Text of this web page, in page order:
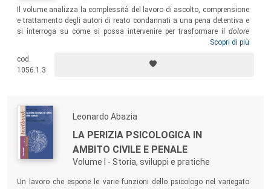
Il volume analizza la complessità del lavoro di ascolto, comprensione
e trattamento degli autori di reato condannati a una pena detentiva e
si interroga su come si possa intervenire per trasformare il dolore
persecutorio, patito dalla persona privata della libertà, insofferenza
forense, in particolare in quello dell’esecuzione penale: psichiatri,
psicologi, psicoterapeuti, sociologi, magistrati, criminologi, avvocati,
Scopri di più
cod.
1056.1.3
Leonardo Abazia
LA PERIZIA PSICOLOGICA IN
AMBITO CIVILE E PENALE
Volume I - Storia, sviluppi e pratiche
Un lavoro che espone le varie funzioni dello psicologo nel variegato